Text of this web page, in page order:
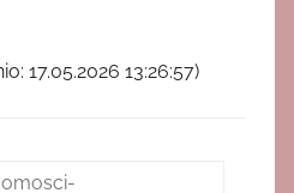
17.05.2026 13:26:57)